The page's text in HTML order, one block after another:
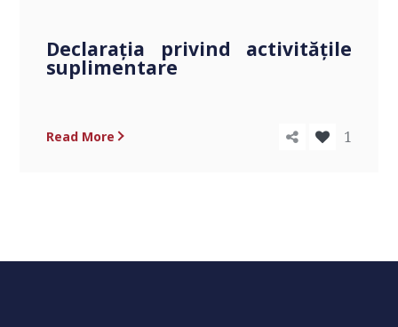
Declarația privind activitățile
suplimentare
Read More 1